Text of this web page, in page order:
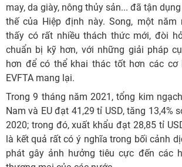
may, da giày, nông thủy sản... đã tận
thế của Hiệp định này. Song, một năm
thấy có rất nhiều thách thức mới, đòi
chuẩn bị kỹ hơn, với những giải pháp
hơn để có thể khai thác tốt hơn các cơ
EVFTA mang lại.
Trong 9 tháng năm 2021, tổng kim
Nam và EU đạt 41,29 tỉ USD, tăng 13,4%
2020; trong đó, xuất khẩu đạt 28,85 tỉ
là kết quả rất có ý nghĩa trong bối cảnh
phát gây ảnh hưởng tiêu cực đến các